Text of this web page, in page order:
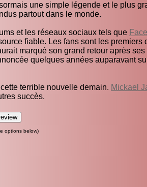
une simple légende et le plus
partout dans le monde.
et les réseaux sociaux tels que
fiable. Les fans sont les premiers
marqué son grand retour après
quelques années auparavant
terrible nouvelle demain. Mickael
succès.
options below)